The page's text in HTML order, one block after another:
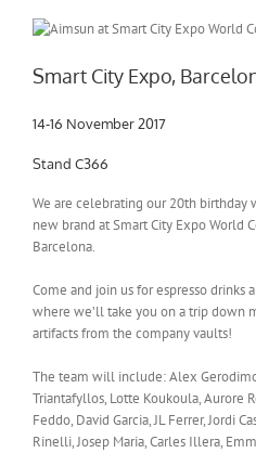
Smart City Expo,
14-16 November 2017
Stand C366
We are celebrating our 20th birthday
new brand at Smart City Expo World
Barcelona.
Come and join us for espresso drinks
where we’ll take you on a trip down
artifacts from the company vaults!
The team will include: Alex
Triantafyllos, Lotte Koukoula, Aurore
Feddo, David Garcia, JL Ferrer, Jordi
Rinelli, Josep Maria, Carles Illera,